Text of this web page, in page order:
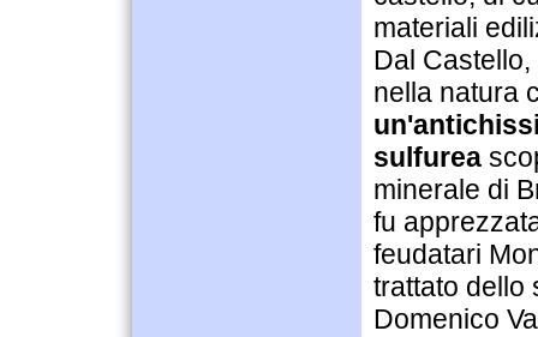
materiali
Dal
nella natura
sulfurea
minerale di
fu
feudatari
trattato dello
Domenico